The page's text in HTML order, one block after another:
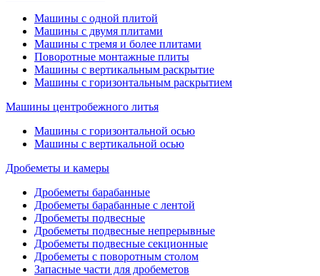
Машины с одной плитой
Машины с двумя плитами
Машины с тремя и более плитами
Поворотные монтажные плиты
Машины с вертикальным раскрытие
Машины с горизонтальным раскрытием
Машины центробежного литья
Машины с горизонтальной осью
Машины с вертикальной осью
Дробеметы и камеры
Дробеметы барабанные
Дробеметы барабанные с лентой
Дробеметы подвесные
Дробеметы подвесные непрерывные
Дробеметы подвесные секционные
Дробеметы с поворотным столом
Запасные части для дробеметов